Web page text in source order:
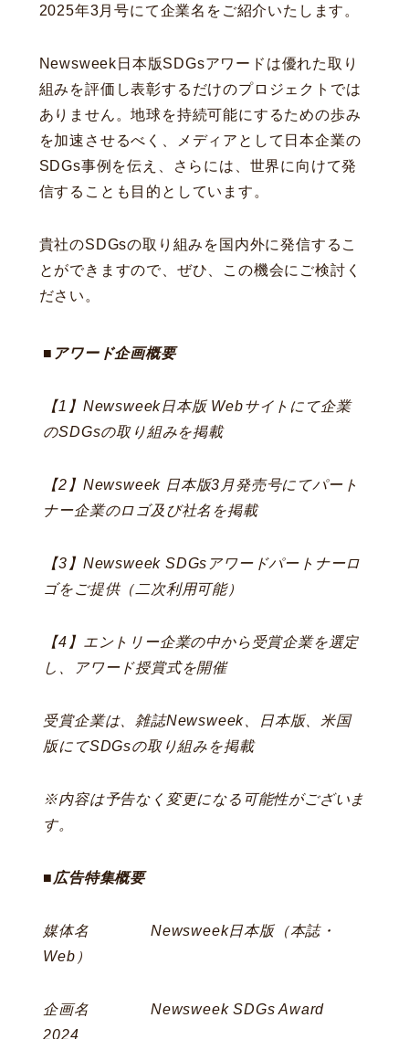
2025年3月号にて企業名をご紹介いたします。
Newsweek日本版SDGsアワードは優れた取り
組みを評価し表彰するだけのプロジェクトでは
ありません。地球を持続可能にするための歩み
を加速させるべく、メディアとして日本企業の
SDGs事例を伝え、さらには、世界に向けて発
信することも目的としています。
貴社のSDGsの取り組みを国内外に発信するこ
とができますので、ぜひ、この機会にご検討く
ださい。
■ アワード企画概要
【1】Newsweek日本版 Webサイトにて企業
のSDGsの取り組みを掲載
【2】Newsweek 日本版3月発売号にてパート
ナー企業のロゴ及び社名を掲載
【3】Newsweek SDGsアワードパートナーロ
ゴをご提供（二次利用可能）
【4】エントリー企業の中から受賞企業を選定
し、アワード授賞式を開催
受賞企業は、雑誌Newsweek、日本版、米国
版にてSDGsの取り組みを掲載
※内容は予告なく変更になる可能性がございま
す。
■広告特集概要
媒体名 Newsweek日本版（本誌・
Web）
企画名 Newsweek SDGs Award
2024